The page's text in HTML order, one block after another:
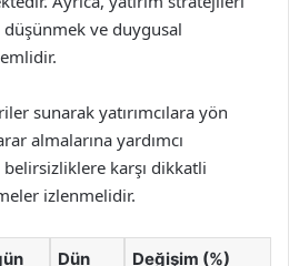
ve duygusal
sunarak yatırımcılara yön
almalarına yardımcı
karşı dikkatli
izlenmelidir.
Dün Değişim (%)